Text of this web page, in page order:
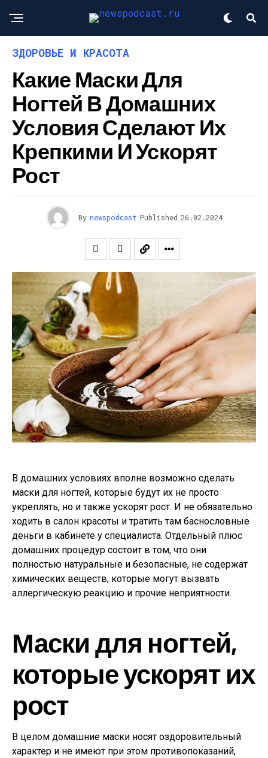
ЗДОРОВЬЕ И КРАСОТА
Какие Маски Для
Ногтей В Домашних
Условия Сделают Их
Крепкими И Ускорят
Рост
By newspodcast Published 26.02.2024
В домашних условиях вполне возможно сделать
маски для ногтей, которые будут их не просто
укреплять, но и также ускорят рост. И не обязательно
ходить в салон красоты и тратить там баснословные
деньги в кабинете у специалиста. Отдельный плюс
домашних процедур состоит в том, что они
полностью натуральные и безопасные, не содержат
химических веществ, которые могут вызвать
аллергическую реакцию и прочие неприятности.
Маски для ногтей,
которые ускорят их
рост
В целом домашние маски носят оздоровительный
характер и не имеют при этом противопоказаний,